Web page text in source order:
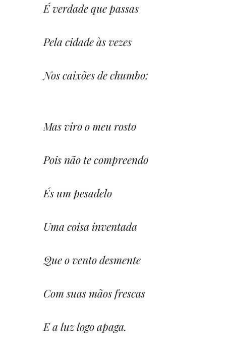
É verdade que passas
Pela cidade às vezes
Nos caixões de chumbo:
Mas viro o meu rosto
Pois não te compreendo
És um pesadelo
Uma coisa inventada
Que o vento desmente
Com suas mãos frescas
E a luz logo apaga.